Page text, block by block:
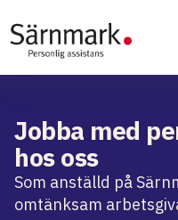
Jobba med
hos oss
Som anställd på
omtänksam